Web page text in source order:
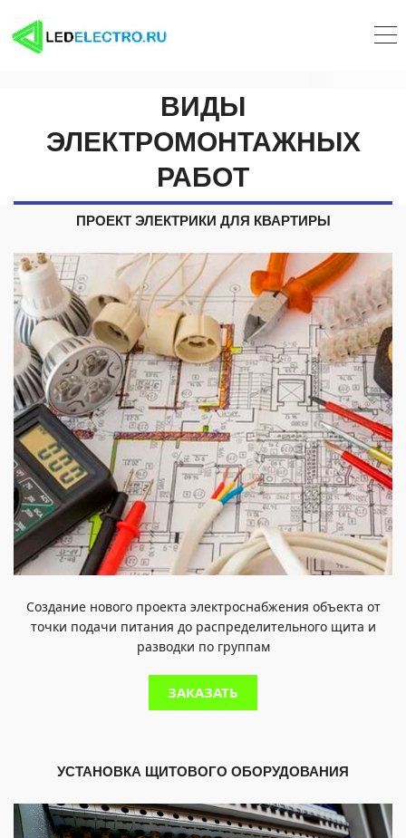
ВИДЫ
ЭЛЕКТРОМОНТАЖНЫХ
РАБОТ
ПРОЕКТ ЭЛЕКТРИКИ ДЛЯ КВАРТИРЫ
Создание нового проекта электроснабжения объекта от
точки подачи питания до распределительного щита и
разводки по группам
ЗАКАЗАТЬ
УСТАНОВКА ЩИТОВОГО ОБОРУДОВАНИЯ